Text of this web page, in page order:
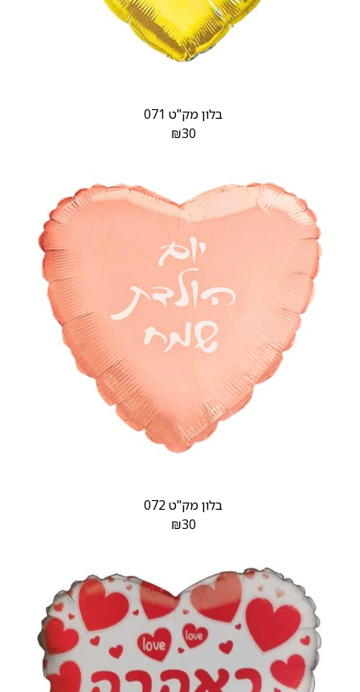
בלון מק"ט 071
₪30
בלון מק"ט 072
₪30